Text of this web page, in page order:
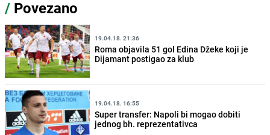
/ Povezano
19.04.18. 21:36
Roma objavila 51 gol Edina Džeke koji je
Dijamant postigao za klub
19.04.18. 16:55
Super transfer: Napoli bi mogao dobiti
jednog bh. reprezentativca